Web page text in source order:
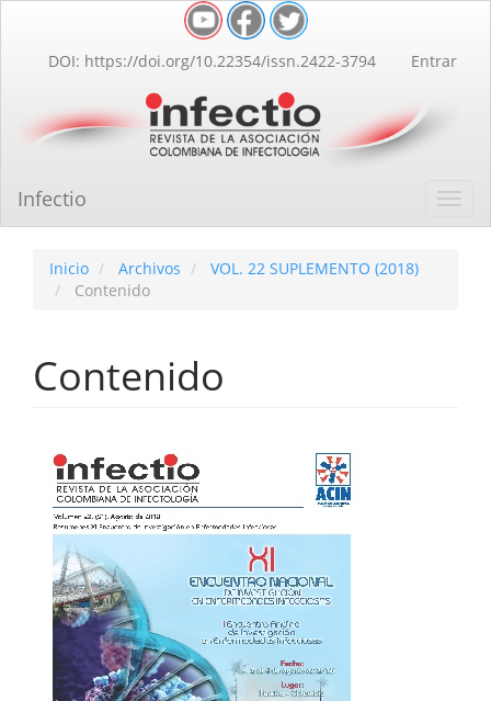
Contenido
principal
lateral
DOI: https://doi.org/10.22354/issn.2422-3794 Entrar
Infectio
Inicio Archivos
VOL. 22 SUPLEMENTO (2018)
Contenido
Contenido
Barra
lateral
del
artículo